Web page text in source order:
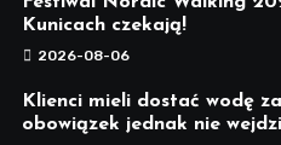
Kunicach czekają!
2026-08-06
Klienci mieli dostać wodę
obowiązek jednak nie